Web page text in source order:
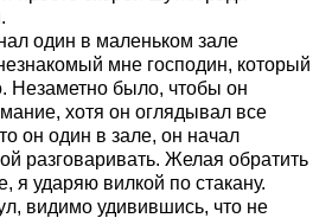
один в маленьком зале
мне господин, который
Незаметно было, чтобы он
хотя он оглядывал все
он один в зале, он начал
разговаривать. Желая обратить
я ударяю вилкой по стакану.
видимо удивившись, что не